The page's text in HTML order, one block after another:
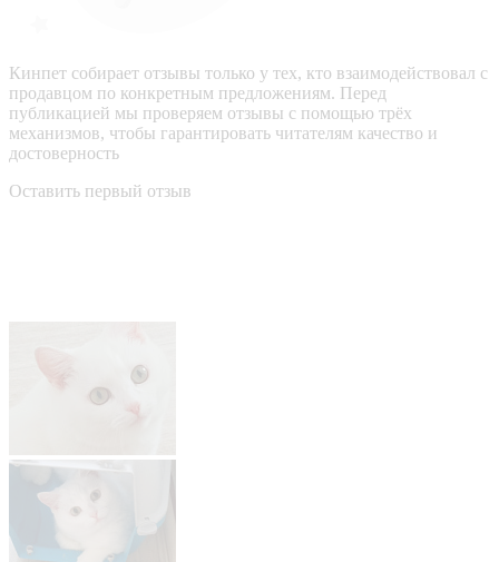
Кинпет собирает отзывы только у тех, кто взаимодействовал с
продавцом по конкретным предложениям. Перед
публикацией мы проверяем отзывы с помощью трёх
механизмов, чтобы гарантировать читателям качество и
достоверность
Оставить первый отзыв